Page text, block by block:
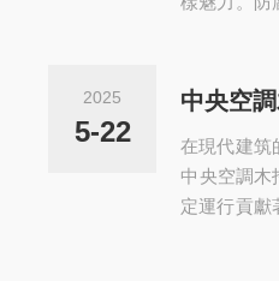
整性和穩定
成本。從實
2025
5-22
中央空
在現代建
中央空調木
定運行貢獻